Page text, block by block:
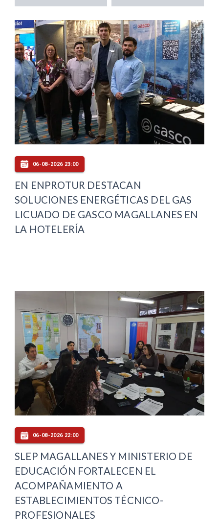
06-08-2026 23:00
EN ENPROTUR DESTACAN
SOLUCIONES ENERGÉTICAS DEL GAS
LICUADO DE GASCO MAGALLANES EN
LA HOTELERÍA
06-08-2026 22:00
SLEP MAGALLANES Y MINISTERIO DE
EDUCACIÓN FORTALECEN EL
ACOMPAÑAMIENTO A
ESTABLECIMIENTOS TÉCNICO-
PROFESIONALES